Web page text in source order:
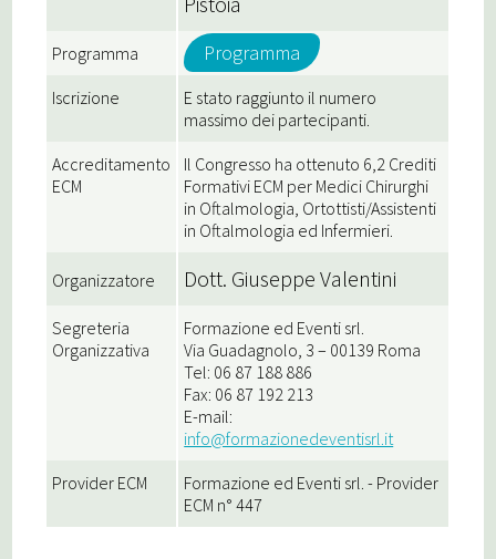
Programma Programma
Iscrizione
E stato raggiunto il numero
massimo dei partecipanti.
Accreditamento
ECM
Il Congresso ha ottenuto 6,2 Crediti
Formativi ECM per Medici Chirurghi
in Oftalmologia, Ortottisti/Assistenti
in Oftalmologia ed Infermieri.
Organizzatore Dott. Giuseppe Valentini
Segreteria
Organizzativa
Formazione ed Eventi srl.
Via Guadagnolo, 3 – 00139 Roma
Tel: 06 87 188 886
Fax: 06 87 192 213
E-mail:
info@formazionedeventisrl.it
Provider ECM
Formazione ed Eventi srl. - Provider
ECM n° 447